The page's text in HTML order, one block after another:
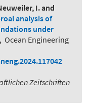
I. and
analysis of
under
, Ocean Engineering
Zeitschriften